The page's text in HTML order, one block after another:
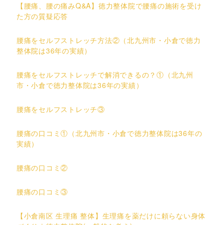
【腰痛、腰の痛みQ&A】徳力整体院で腰痛の施術を受け
た方の質疑応答
腰痛をセルフストレッチ方法②（北九州市・小倉で徳力
整体院は36年の実績）
腰痛をセルフストレッチで解消できるの？①（北九州
市・小倉で徳力整体院は36年の実績）
腰痛をセルフストレッチ③
腰痛の口コミ①（北九州市・小倉で徳力整体院は36年の
実績）
腰痛の口コミ②
腰痛の口コミ③
【小倉南区 生理痛 整体】生理痛を薬だけに頼らない身体